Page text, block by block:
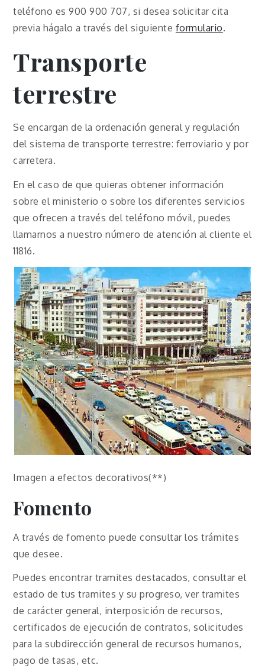
teléfono es 900 900 707, si desea solicitar cita
previa hágalo a través del siguiente formulario.
Transporte
terrestre
Se encargan de la ordenación general y regulación
del sistema de transporte terrestre: ferroviario y por
carretera.
En el caso de que quieras obtener información
sobre el ministerio o sobre los diferentes servicios
que ofrecen a través del teléfono móvil, puedes
llamarnos a nuestro número de atención al cliente el
11816.
Imagen a efectos decorativos(**)
Fomento
A través de fomento puede consultar los trámites
que desee.
Puedes encontrar tramites destacados, consultar el
estado de tus tramites y su progreso, ver tramites
de carácter general, interposición de recursos,
certificados de ejecución de contratos, solicitudes
para la subdirección general de recursos humanos,
pago de tasas, etc.